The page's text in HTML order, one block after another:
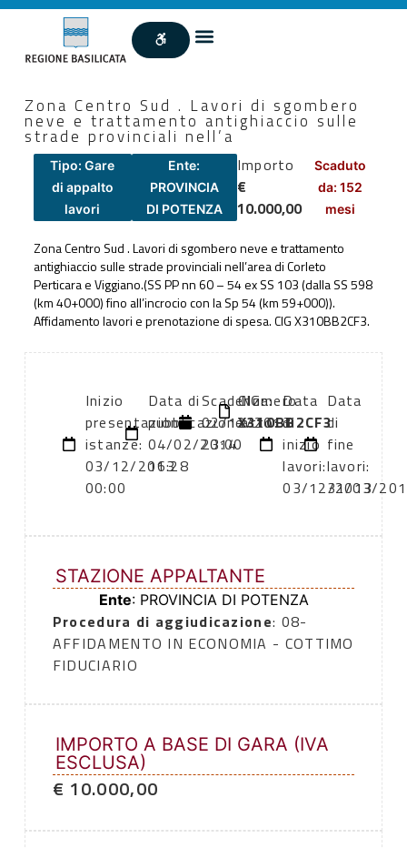
Zona Centro Sud . Lavori di sgombero
neve e trattamento antighiaccio sulle
strade provinciali nell’a
Tipo: Gare
di appalto
lavori
Ente:
PROVINCIA
DI POTENZA
Importo
€
10.000,00
Scaduto
da: 152
mesi
Zona Centro Sud . Lavori di sgombero neve e trattamento
antighiaccio sulle strade provinciali nell’area di Corleto
Perticara e Viggiano.(SS PP nn 60 – 54 ex SS 103 (dalla SS 598
(km 40+000) fino all’incrocio con la Sp 54 (km 59+000)).
Affidamento lavori e prenotazione di spesa. CIG X310BB2CF3.
Inizio
presentazione
istanze:
03/12/2013
00:00
Data di
pubblicazione:
04/02/2014
16:28
Scadenza:
02/12/2013
23:00
Numero
atto:
CIG:
X310BB2CF3
Data
di
inizio
lavori:
03/12/2013
Data
di
fine
lavori:
31/03/
STAZIONE APPALTANTE
Ente: PROVINCIA DI POTENZA
Procedura di aggiudicazione: 08-
AFFIDAMENTO IN ECONOMIA - COTTIMO
FIDUCIARIO
IMPORTO A BASE DI GARA (IVA
ESCLUSA)
€ 10.000,00